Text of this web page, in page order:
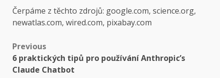
Čerpáme z těchto zdrojů: google.com, science.org,
newatlas.com, wired.com, pixabay.com
Post
navigation
Previous
6 praktických tipů pro používání Anthropic’s
Claude Chatbot